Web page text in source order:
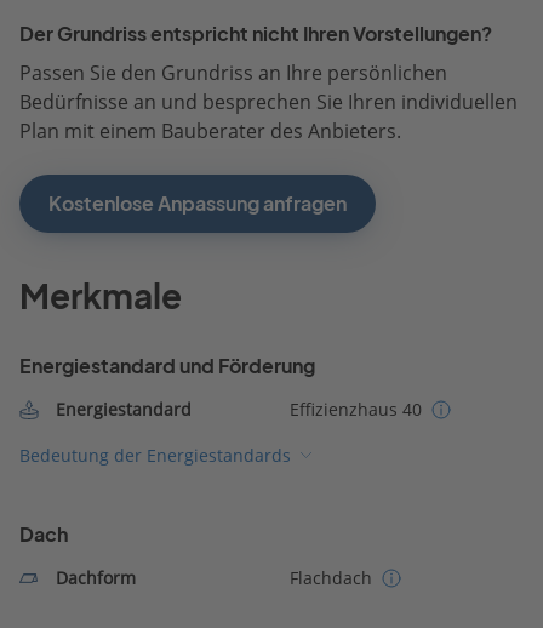
Der Grundriss entspricht nicht Ihren Vorstellungen?
Passen Sie den Grundriss an Ihre persönlichen
Bedürfnisse an und besprechen Sie Ihren individuellen
Plan mit einem Bauberater des Anbieters.
Kostenlose Anpassung anfragen
Merkmale
Energiestandard und Förderung
Energiestandard
Effizienzhaus 40
Bedeutung der Energiestandards
Dach
Dachform Flachdach